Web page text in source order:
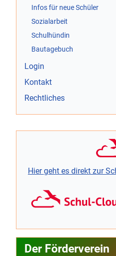
Hier geht es direkt zur
Der Förderverein
Infos für neue Schüler
Sozialarbeit
Schulhündin
Bautagebuch
Login
Kontakt
Rechtliches